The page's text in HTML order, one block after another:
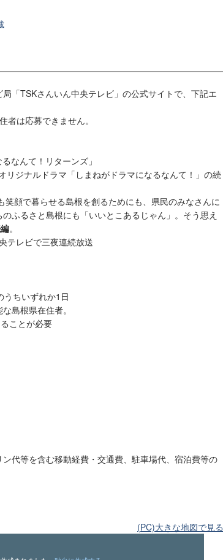
「TSKさんいん中央テレビ」の公式サイトで、下記エ
は応募できません。
なんて！リターンズ」
ジナルドラマ「しまねがドラマになるなんて！」の続
顔で暮らせる島根を創るためにも、県民のみなさんに
ふるさと島根にも「いいとこあるじゃん」。そう思え
。
テレビで三夜連続放送
ちいずれか1日
島根県在住者。
ことが必要
代等を含む移動経費・交通費、駐車場代、宿泊費等の
(PC)大きな地図で見る